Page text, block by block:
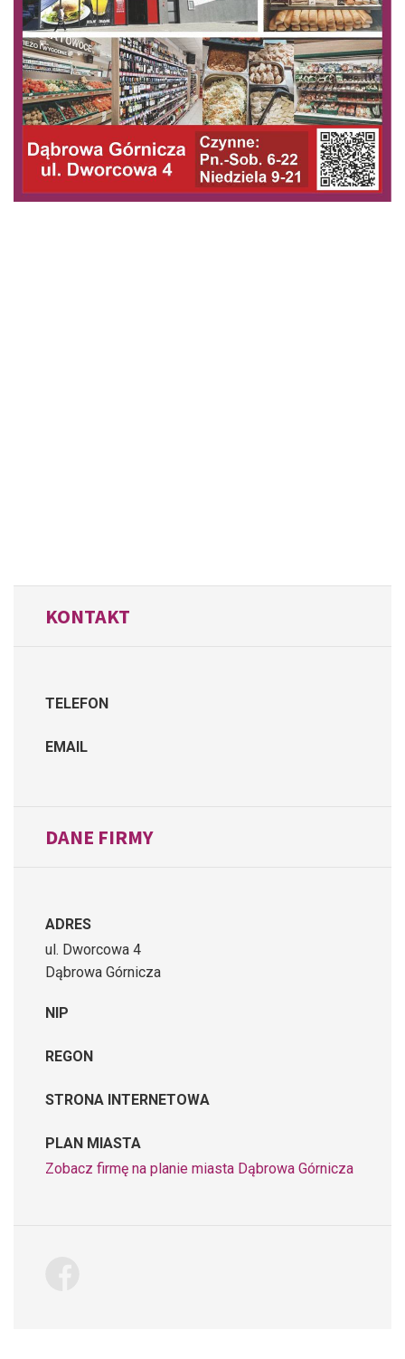
KONTAKT
TELEFON
EMAIL
DANE FIRMY
ADRES
ul. Dworcowa 4
Dąbrowa Górnicza
NIP
REGON
STRONA INTERNETOWA
PLAN MIASTA
Zobacz firmę na planie miasta Dąbrowa Górnicza